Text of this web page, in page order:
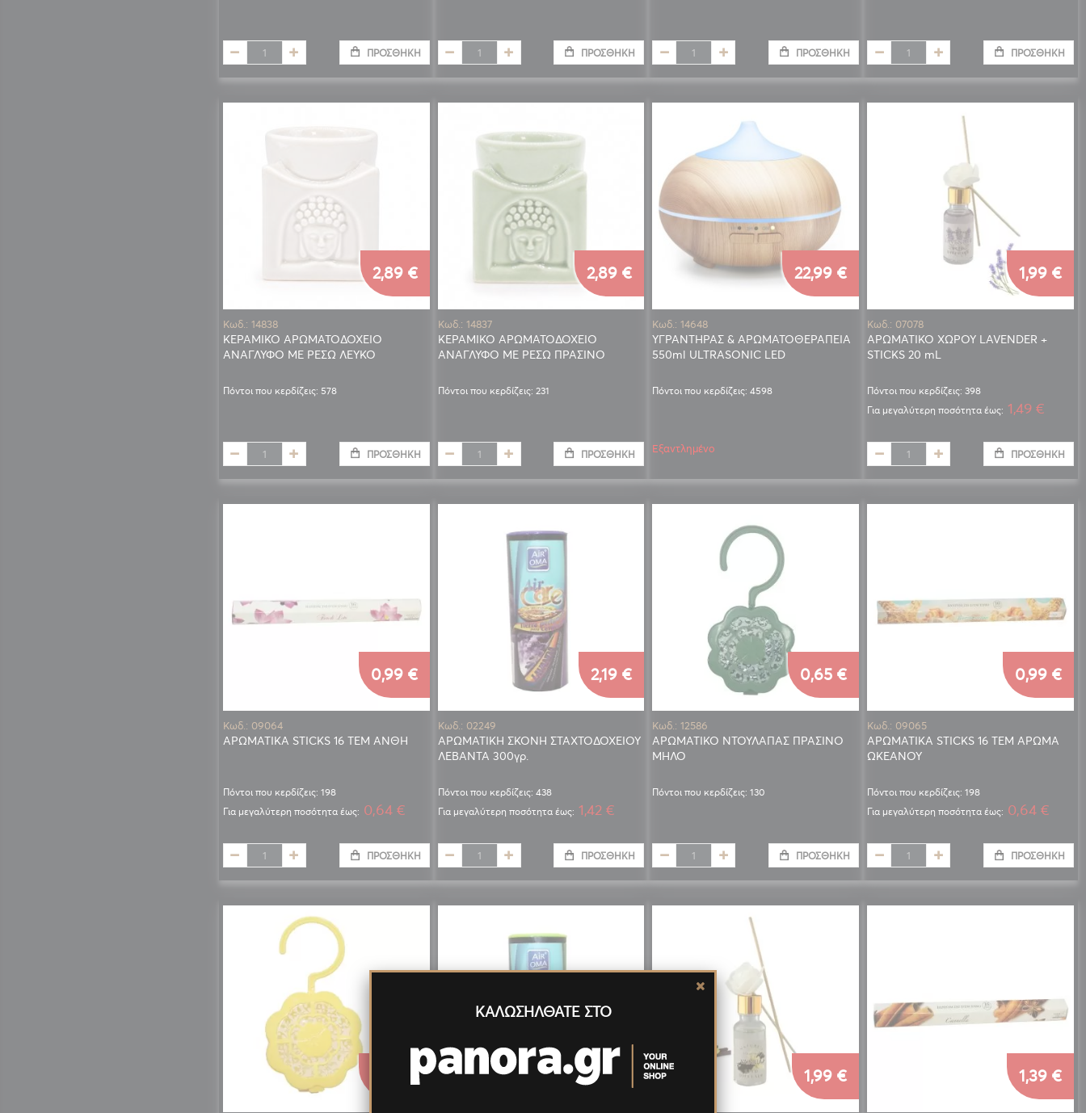
ΠΡΟΣΘΉΚΗ ΠΡΟΣΘΉΚΗ ΠΡΟΣΘΉΚΗ ΠΡΟΣΘΉΚΗ
Κωδ.: 14838
ΚΕΡΑΜΙΚΟ ΑΡΩΜΑΤΟΔΟΧΕΙΟ
ΑΝΑΓΛΥΦΟ ΜΕ ΡΕΣΩ ΛΕΥΚΟ
Πόντοι που κερδίζεις: 578
2,89 €
ΠΡΟΣΘΉΚΗ
Κωδ.: 14837
ΚΕΡΑΜΙΚΟ ΑΡΩΜΑΤΟΔΟΧΕΙΟ
ΑΝΑΓΛΥΦΟ ΜΕ ΡΕΣΩ ΠΡΑΣΙΝΟ
Πόντοι που κερδίζεις: 231
2,89 €
ΠΡΟΣΘΉΚΗ
Κωδ.: 14648
ΥΓΡΑΝΤΗΡΑΣ & ΑΡΩΜΑΤΟΘΕΡΑΠΕΙΑ
550ml ULTRASONIC LED
Πόντοι που κερδίζεις: 4598
22,99 €
Εξαντλημένο
Κωδ.: 07078
ΑΡΩΜΑΤΙΚΟ ΧΩΡΟΥ LAVENDER +
STICKS 20 mL
Πόντοι που κερδίζεις: 398
1,99 €
Για μεγαλύτερη ποσότητα έως: 1,49 €
ΠΡΟΣΘΉΚΗ
Κωδ.: 09064
ΑΡΩΜΑΤΙΚΑ STICKS 16 ΤΕΜ ΑΝΘΗ
Πόντοι που κερδίζεις: 198
0,99 €
Για μεγαλύτερη ποσότητα έως: 0,64 €
ΠΡΟΣΘΉΚΗ
Κωδ.: 02249
ΑΡΩΜΑΤΙΚΗ ΣΚΟΝΗ ΣΤΑΧΤΟΔΟΧΕΙΟΥ
ΛΕΒΑΝΤΑ 300γρ.
Πόντοι που κερδίζεις: 438
2,19 €
Για μεγαλύτερη ποσότητα έως: 1,42 €
ΠΡΟΣΘΉΚΗ
Κωδ.: 12586
ΑΡΩΜΑΤΙΚΟ ΝΤΟΥΛΑΠΑΣ ΠΡΑΣΙΝΟ
ΜΗΛΟ
Πόντοι που κερδίζεις: 130
0,65 €
ΠΡΟΣΘΉΚΗ
Κωδ.: 09065
ΑΡΩΜΑΤΙΚΑ STICKS 16 ΤΕΜ ΑΡΩΜΑ
ΩΚΕΑΝΟΥ
Πόντοι που κερδίζεις: 198
0,99 €
Για μεγαλύτερη ποσότητα έως: 0,64 €
ΠΡΟΣΘΉΚΗ
2,19 € 1,99 € 1,39 €
ΚΑΛΩΣΗΛΘΑΤΕ ΣΤΟ